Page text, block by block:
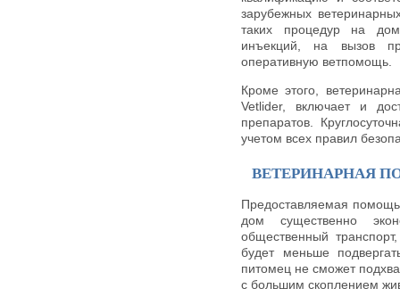
зарубежных
таких процедур на
инъекций, на вызов
оперативную ветпомощь.
Кроме этого,
Vetlider, включает и
препаратов.
учетом всех правил
ВЕТЕРИНАРНАЯ
Предоставляемая
дом существенно
общественный
будет меньше
питомец не сможет
с большим скоплением